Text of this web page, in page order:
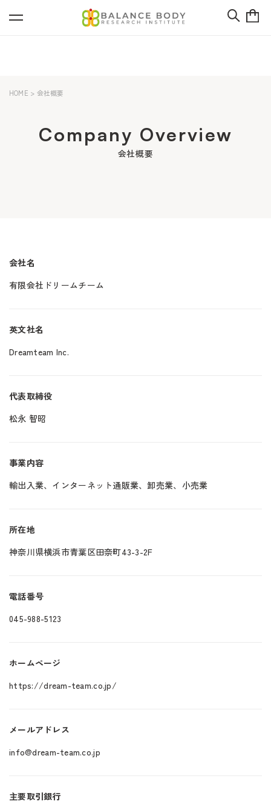
HOME > 会社概要
Company Overview
会社概要
会社名
有限会社ドリームチーム
英文社名
Dreamteam Inc.
代表取締役
松永 智昭
事業内容
輸出入業、インターネット通販業、卸売業、小売業
所在地
神奈川県横浜市青葉区田奈町43-3-2F
電話番号
045-988-5123
ホームページ
https://dream-team.co.jp/
メールアドレス
info@dream-team.co.jp
主要取引銀行